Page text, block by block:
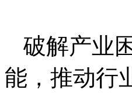
破解产业
能，推动行